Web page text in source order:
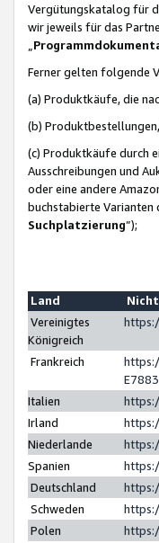
Vergütungskatalog für
wir jeweils für das
Ferner gelten folgende
(a) Produktkäufe, die
(b)
(c) Produktkäufe durch
Ausschreibungen und
oder eine andere
buchstabierte Varianten
Suchplatzierung”);
Land
Vereinigtes
Königreich
Frankreich
Italien
Irland
Niederlande
Spanien
Deutschland
Schweden
Polen